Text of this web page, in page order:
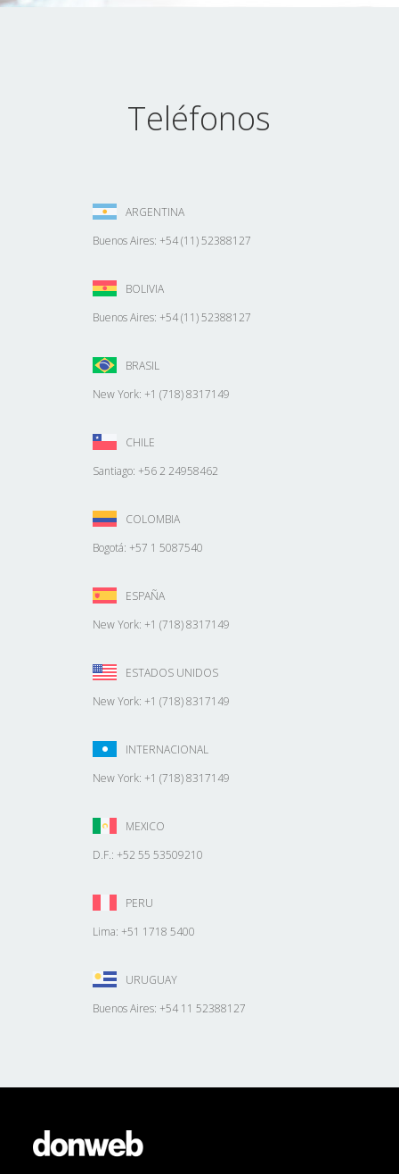
Teléfonos
ARGENTINA
Buenos Aires: +54 (11) 52388127
BOLIVIA
Buenos Aires: +54 (11) 52388127
BRASIL
New York: +1 (718) 8317149
CHILE
Santiago: +56 2 24958462
COLOMBIA
Bogotá: +57 1 5087540
ESPAÑA
New York: +1 (718) 8317149
ESTADOS UNIDOS
New York: +1 (718) 8317149
INTERNACIONAL
New York: +1 (718) 8317149
MEXICO
D.F.: +52 55 53509210
PERU
Lima: +51 1718 5400
URUGUAY
Buenos Aires: +54 11 52388127